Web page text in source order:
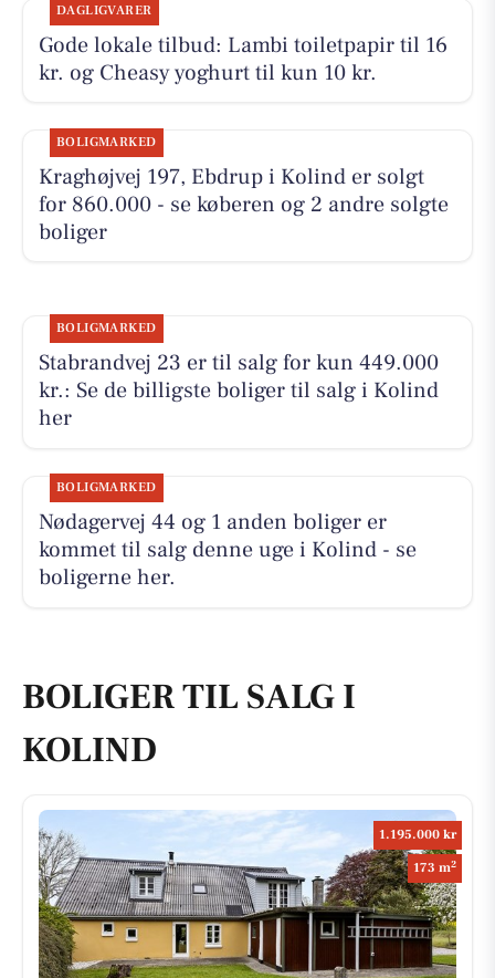
DAGLIGVARER
Gode lokale tilbud: Lambi toiletpapir til 16
kr. og Cheasy yoghurt til kun 10 kr.
BOLIGMARKED
Kraghøjvej 197, Ebdrup i Kolind er solgt
for 860.000 - se køberen og 2 andre solgte
boliger
BOLIGMARKED
Stabrandvej 23 er til salg for kun 449.000
kr.: Se de billigste boliger til salg i Kolind
her
BOLIGMARKED
Nødagervej 44 og 1 anden boliger er
kommet til salg denne uge i Kolind - se
boligerne her.
BOLIGER TIL SALG I
KOLIND
1.195.000 kr
173 m2